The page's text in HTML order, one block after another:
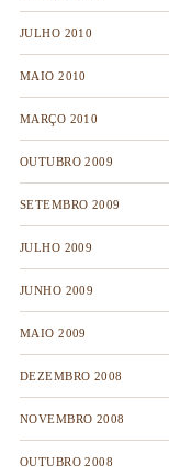
JULHO 2010
MAIO 2010
MARÇO 2010
OUTUBRO 2009
SETEMBRO 2009
JULHO 2009
JUNHO 2009
MAIO 2009
DEZEMBRO 2008
NOVEMBRO 2008
OUTUBRO 2008